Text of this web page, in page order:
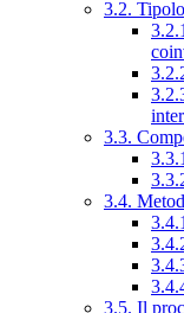
3.2.
3.3.
3.4.
3.5. Il